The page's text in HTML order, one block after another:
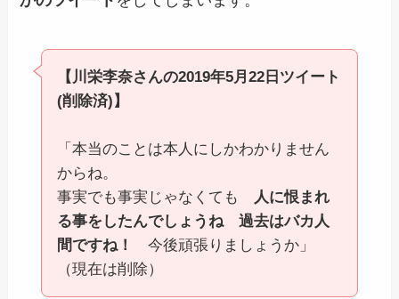
【川栄李奈さんの2019年5月22日ツイート
(削除済)】
「本当のことは本人にしかわかりません
からね。
事実でも事実じゃなくても 人に恨まれ
る事をしたんでしょうね 過去はバカ人
間ですね！今後頑張りましょうか」
（現在は削除）